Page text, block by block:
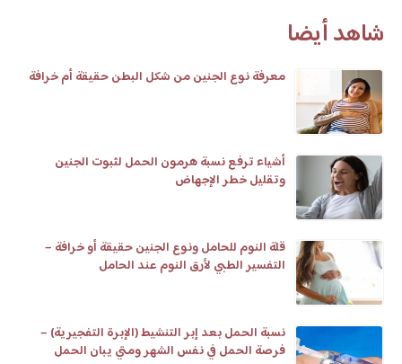
شاهد أيضا
معرفة نوع الجنين من شكل البطن حقيقة أم خرافة
أشياء ترفع نسبة هرمون الحمل لثبوت الجنين
وتقليل خطر الإجهاض
قلة النوم للحامل ونوع الجنين حقيقة أو خرافة –
التفسير الطبي لأرق النوم عند الحامل
نسبة الحمل بعد إبر التنشيط (الإبرة التفجيرية) –
فرصة الحمل في نفس الشهر ومتي يبان الحمل